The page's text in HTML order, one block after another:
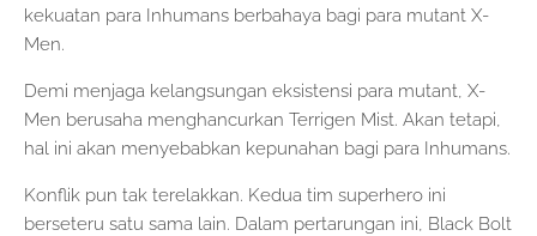
kekuatan para Inhumans berbahaya bagi para mutant X-
Men.
Demi menjaga kelangsungan eksistensi para mutant, X-
Men berusaha menghancurkan Terrigen Mist. Akan tetapi,
hal ini akan menyebabkan kepunahan bagi para Inhumans.
Konflik pun tak terelakkan. Kedua tim superhero ini
berseteru satu sama lain. Dalam pertarungan ini, Black Bolt